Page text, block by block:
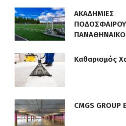
ΑΚΑΔΗΜΙΕΣ
ΠΟΔΟΣΦΑΙΡΟΥ
Καθαρισμός
CMGS GROUP